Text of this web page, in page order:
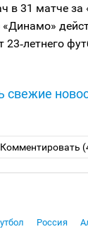
в 31 матче за
23‑летнего
свежие
Комментировать
Россия